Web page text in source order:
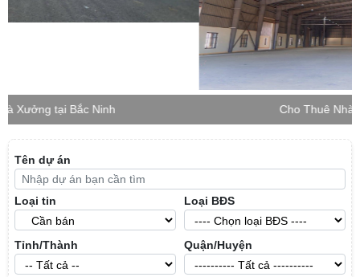
Cho Thuê Nhà Xưởng tại Bắc Giang
Tên dự án
Loại tin Loại BĐS
Tỉnh/Thành Quận/Huyện